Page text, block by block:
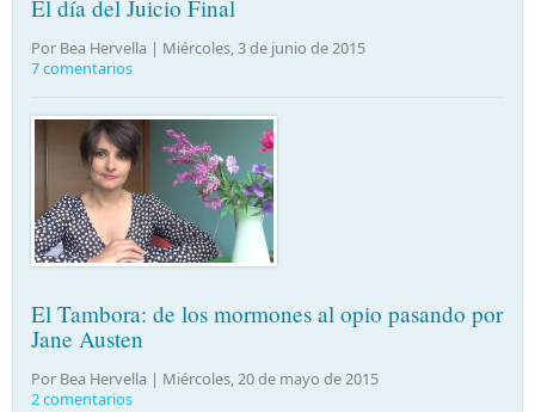
El día del Juicio Final
Por Bea Hervella | Miércoles, 3 de junio de 2015
7 comentarios
El Tambora: de los mormones al opio pasando por
Jane Austen
Por Bea Hervella | Miércoles, 20 de mayo de 2015
2 comentarios